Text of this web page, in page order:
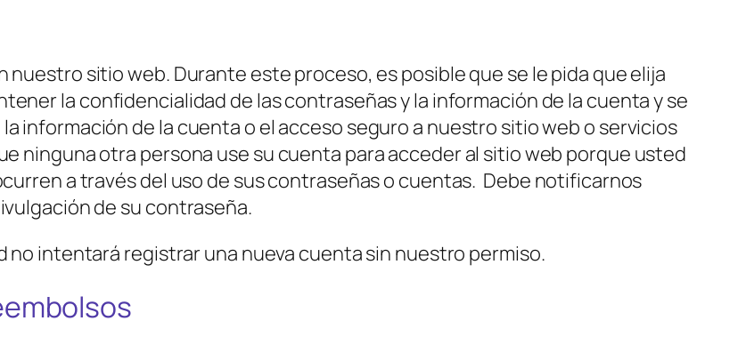
sitio web. Durante este proceso, es posible que se le pida que elija
la confidencialidad de las contraseñas y la información de la cuenta y se
información de la cuenta o el acceso seguro a nuestro sitio web o servicios
ninguna otra persona use su cuenta para acceder al sitio web porque usted
a través del uso de sus contraseñas o cuentas. Debe notificarnos
de su contraseña.
no intentará registrar una nueva cuenta sin nuestro permiso.